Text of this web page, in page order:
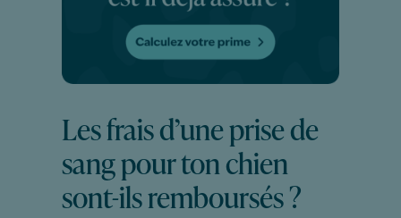
Les frais d’une prise de
sang pour ton chien
sont-ils remboursés ?